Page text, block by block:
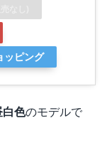
ッピング
白色のモデルで